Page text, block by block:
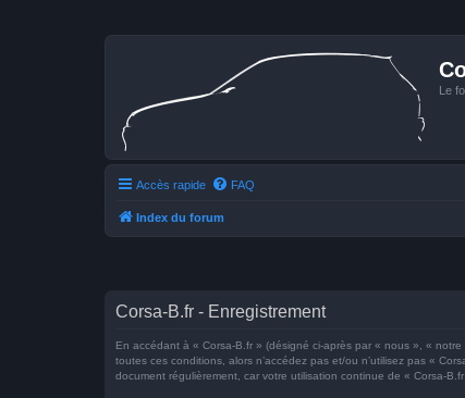
Le
Accès rapide FAQ
Index du forum
Corsa-B.fr - Enregistrement
En accédant à « Corsa-B.fr » (désigné ci-après par « nous », «
toutes ces conditions, alors n’accédez pas et/ou n’utilisez pas «
document régulièrement, car votre utilisation continue de « Corsa-